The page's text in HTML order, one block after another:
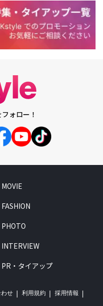
ォロー！
MOVIE
FASHION
PHOTO
INTERVIEW
PR・タイアップ
せ 利用規約 採用情報